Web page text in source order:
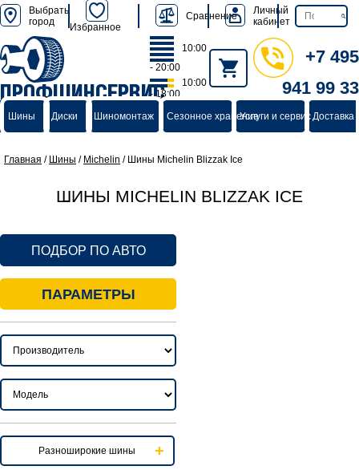
Выбрать
город
Избранное
Сравнение
Личный
кабинет
ПРОФШИНСЕРВИС
группа компаний
10:00
- 20:00
10:00
- 18:00
+7 495
941 99 33
Шины Диски Шиномонтаж Сезонное хранениеУслуги и сервисДоставка
Главная / Шины / Michelin / Шины Michelin Blizzak Ice
ШИНЫ MICHELIN BLIZZAK ICE
ПОДБОР ПО АВТО
ПАРАМЕТРЫ
Разноширокие шины